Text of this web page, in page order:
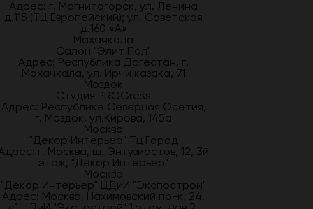
Адрес: г. Магнитогорск, ул. Ленина
д.115 (ТЦ Европейский); ул. Советская
д.160 «А»
Махачкала
Салон "Элит Пол"
Адрес: Республика Дагестан, г.
Махачкала, ул. Ирчи казака, 71
Моздок
Студия PROGress
Адрес: Республике Северная Осетия,
г. Моздок, ул.Кирова, 145а
Москва
"Декор Интерьер" Тц Город
г. Москва, ш. Энтузиастов, 12, 3й
этаж, "Декор Интерьер"
Москва
"Декор Интерьер" ЦДиИ "Экспострой"
Адрес: Москва, Нахимовский пр-к, 24,